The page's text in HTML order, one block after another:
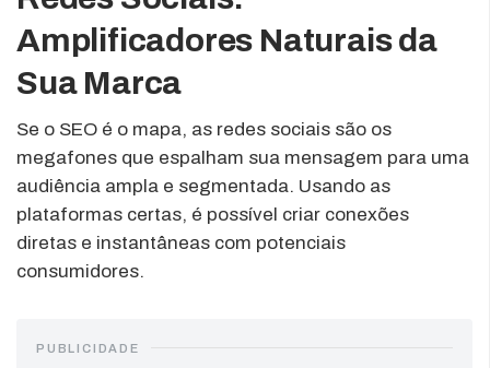
Amplificadores Naturais da
Sua Marca
Se o SEO é o mapa, as redes sociais são os
megafones que espalham sua mensagem para uma
audiência ampla e segmentada. Usando as
plataformas certas, é possível criar conexões
diretas e instantâneas com potenciais
consumidores.
PUBLICIDADE